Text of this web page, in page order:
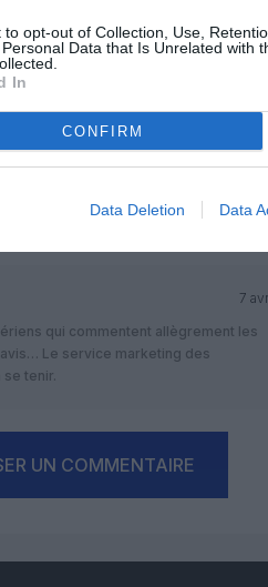
to opt-out of Collection, Use,
Data that Is Unrelated with
In
CONFIRM
Data Deletion Data
6
l’été.
7
et du Sud. Il serait bon temps
7
qui commentent allègrement les
Le service marketing des
tenir.
UN COMMENTAIRE